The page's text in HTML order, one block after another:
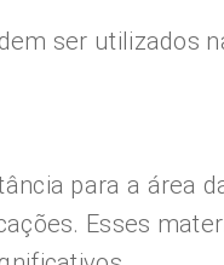
ser utilizados
para a área
Esses